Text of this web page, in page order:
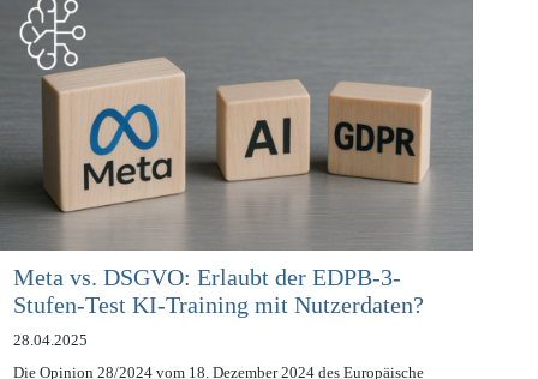
Meta vs. DSGVO: Erlaubt der EDPB-3-
Stufen-Test KI-Training mit Nutzerdaten?
28.04.2025